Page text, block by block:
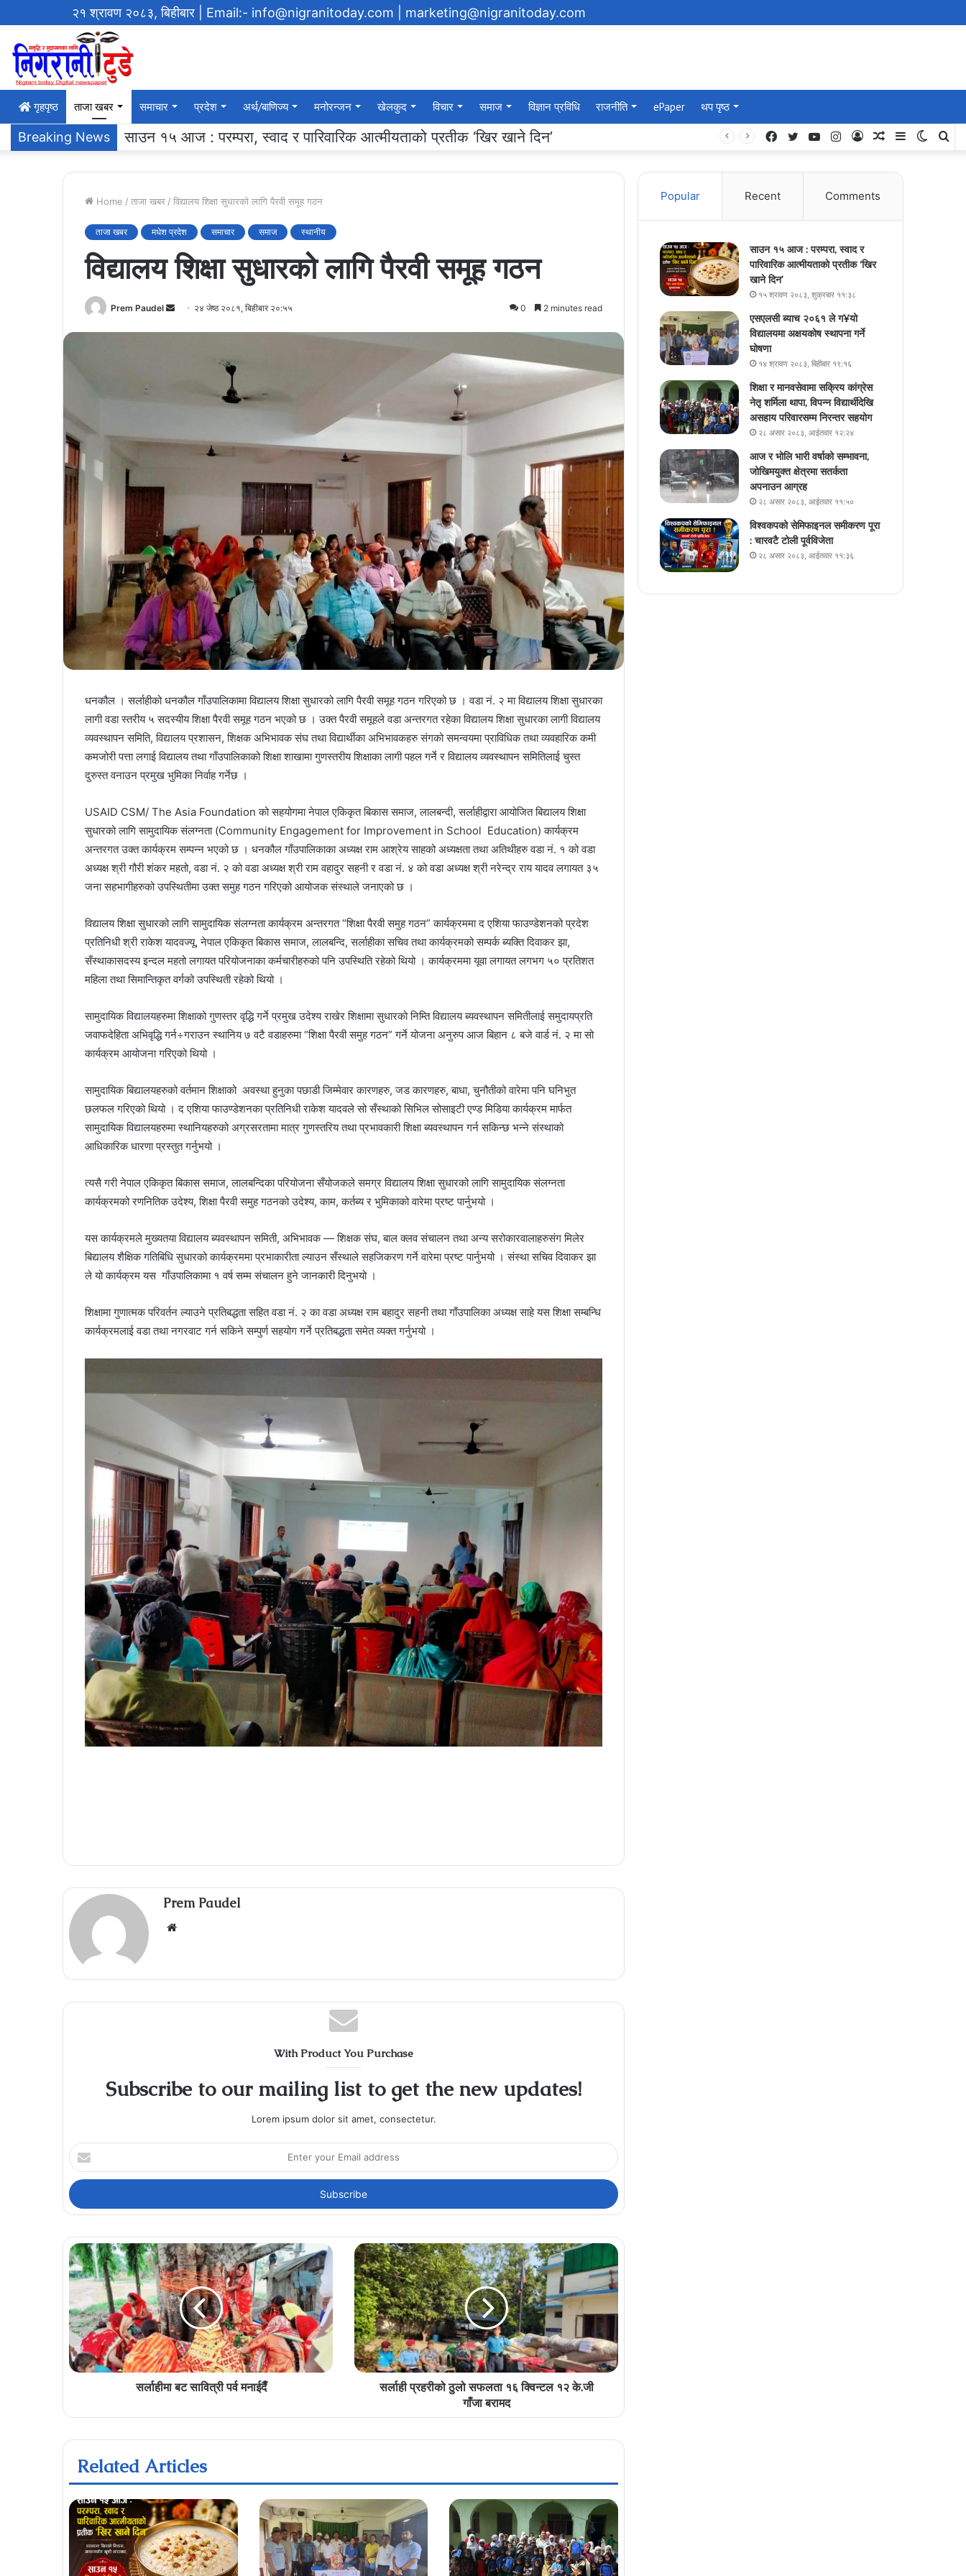
२१ श्रावण २०८३, बिहीबार | Email:- info@nigranitoday.com | marketing@nigranitoday.com
गृहपृष्‍ठ ताजा खबर समाचार प्रदेश अर्थ/बाणिज्य मनोरन्जन खेलकुद विचार समाज विज्ञान प्रविधि राजनीति ePaper थप पृष्ठ
Breaking News एसएलसी ब्याच २०६१ ले ग¥यो विद्यालयमा अक्षयकोष स्थापना गर्ने घोषणा
Switch
Sidebar
Random
Log
Instagram
YouTube
Twitter
Facebook
Home / ताजा खबर / विद्यालय शिक्षा सुधारको लागि पैरवी समूह गठन
ताजा खबर मधेश प्रदेश समाचार समाज स्थानीय
विद्यालय शिक्षा सुधारको लागि पैरवी समूह गठन
Prem Paudel
Send २४ जेष्ठ २०८१, बिहीबार २०:५५ 0 2 minutes read
धनकौल । सर्लाहीको धनकौल गाँउपालिकामा विद्यालय शिक्षा सुधारको लागि पैरवी समूह गठन गरिएको छ । वडा नं. २ मा विद्यालय शिक्षा सुधारका
लागी वडा स्तरीय ५ सदस्यीय शिक्षा पैरवी समूह गठन भएको छ । उक्त पैरवी समूहले वडा अन्तरगत रहेका विद्यालय शिक्षा सुधारका लागी विद्यालय
व्यवस्थापन समिति, विद्यालय प्रशासन, शिक्षक अभिभावक संघ तथा विद्यार्थीका अभिभावकहरु संगको समन्वयमा प्राविधिक तथा व्यवहारिक कमी
कमजोरी पत्ता लगाई विद्यालय तथा गाँउपालिकाको शिक्षा शाखामा गुणस्तरीय शिक्षाका लागी पहल गर्ने र विद्यालय व्यवस्थापन समितिलाई चुस्त
दुरुस्त वनाउन प्रमुख भुमिका निर्वाह गर्नेछ ।
USAID CSM/ The Asia Foundation को सहयोगमा नेपाल एकिकृत बिकास समाज, लालबन्दी, सर्लाहीद्वारा आयोजित बिद्यालय शिक्षा
सुधारको लागि सामुदायिक संलग्नता (Community Engagement for Improvement in School Education) कार्यक्रम
अन्तरगत उक्त कार्यक्रम सम्पन्न भएको छ । धनकौल गाँउपालिकाका अध्यक्ष राम आश्रेय साहको अध्यक्षता तथा अतिथीहरु वडा नं. १ को वडा
अध्यक्ष श्री गौरी शंकर महतो, वडा नं. २ को वडा अध्यक्ष श्री राम वहादुर सहनी र वडा नं. ४ को वडा अध्यक्ष श्री नरेन्द्र राय यादव लगायत ३५
जना सहभागीहरुको उपस्थितीमा उक्त समुह गठन गरिएको आयोजक संस्थाले जनाएको छ ।
विद्यालय शिक्षा सुधारको लागि सामुदायिक संलग्नता कार्यक्रम अन्तरगत “शिक्षा पैरवी समुह गठन” कार्यक्रममा द एशिया फाउण्डेशनको प्रदेश
प्रतिनिधी श्री राकेश यादवज्यू, नेपाल एकिकृत बिकास समाज, लालबन्दि, सर्लाहीका सचिव तथा कार्यक्रमको सम्पर्क ब्यक्ति दिवाकर झा,
सँस्थाकासदस्य इन्दल महतो लगायत परियोजनाका कर्मचारीहरुको पनि उपस्थिति रहेको थियो । कार्यक्रममा यूवा लगायत लगभग ५० प्रतिशत
महिला तथा सिमान्तिकृत वर्गको उपस्थिती रहेको थियो ।
सामुदायिक विद्यालयहरुमा शिक्षाको गुणस्तर वृद्धि गर्ने प्रमुख उदेश्य राखेर शिक्षामा सुधारको निम्ति विद्यालय ब्यवस्थापन समितीलाई समुदायप्रति
जवाफदेहिता अभिवृद्धि गर्न÷गराउन स्थानिय ७ वटै वडाहरुमा “शिक्षा पैरवी समुह गठन” गर्ने योजना अनुरुप आज बिहान ८ बजे वार्ड नं. २ मा सो
कार्यक्रम आयोजना गरिएको थियो ।
सामुदायिक बिद्यालयहरुको वर्तमान शिक्षाको अवस्था हुनुका पछाडी जिम्मेवार कारणहरु, जड कारणहरु, बाधा, चुनौतीको वारेमा पनि घनिभुत
छलफल गरिएको थियो । द एशिया फाउण्डेशनका प्रतिनिधी राकेश यादवले सो सँस्थाको सिभिल सोसाइटी एण्ड मिडिया कार्यक्रम मार्फत
सामुदायिक विद्यालयहरुमा स्थानियहरुको अग्रसरतामा मात्र गुणस्तरिय तथा प्रभावकारी शिक्षा ब्यवस्थापन गर्न सकिन्छ भन्ने संस्थाको
आधिकारिक धारणा प्रस्तुत गर्नुभयो ।
त्यसै गरी नेपाल एकिकृत बिकास समाज, लालबन्दिका परियोजना सँयोजकले समग्र विद्यालय शिक्षा सुधारको लागि सामुदायिक संलग्नता
कार्यक्रमको रणनितिक उदेश्य, शिक्षा पैरवी समुह गठनको उदेश्य, काम, कर्तब्य र भुमिकाको वारेमा प्रष्ट पार्नुभयो ।
यस कार्यक्रमले मुख्यतया विद्यालय ब्यवस्थापन समिती, अभिभावक — शिक्षक संघ, बाल क्लव संचालन तथा अन्य सरोकारवालाहरुसंग मिलेर
बिद्यालय शैक्षिक गतिबिधि सुधारको कार्यक्रममा प्रभाकारीता ल्याउन सँस्थाले सहजिकरण गर्ने वारेमा प्रष्ट पार्नुभयो । संस्था सचिव दिवाकर झा
ले यो कार्यक्रम यस गाँउपालिकामा १ वर्ष सम्म संचालन हुने जानकारी दिनुभयो ।
शिक्षामा गुणात्मक परिवर्तन ल्याउने प्रतिबद्धता सहित वडा नं. २ का वडा अध्यक्ष राम बहादुर सहनी तथा गाँउपालिका अध्यक्ष साहे यस शिक्षा सम्बन्धि
कार्यक्रमलाई वडा तथा नगरवाट गर्न सकिने सम्पुर्ण सहयोग गर्ने प्रतिबद्धता समेत व्यक्त गर्नुभयो ।
Prem Paudel
Website
With Product You Purchase
Subscribe to our mailing list to get the new updates!
Lorem ipsum dolor sit amet, consectetur.
Enter
your
Email
address
सर्लाहीमा बट सावित्री पर्व मनाईदैँ
सर्लाही प्रहरीको ठुलो सफलता १६ क्विन्टल १२ के.जी
गाँजा बरामद
Related Articles
Popular Recent Comments
साउन १५ आज : परम्परा, स्वाद र
पारिवारिक आत्मीयताको प्रतीक ‘खिर
खाने दिन’
१५ श्रावण २०८३, शुक्रबार ११:३८
एसएलसी ब्याच २०६१ ले ग¥यो
विद्यालयमा अक्षयकोष स्थापना गर्ने
घोषणा
१४ श्रावण २०८३, बिहीबार १९:१६
शिक्षा र मानवसेवामा सक्रिय कांग्रेस
नेतृ शर्मिला थापा, विपन्न विद्यार्थीदेखि
असहाय परिवारसम्म निरन्तर सहयोग
२८ असार २०८३, आईतवार १२:२४
आज र भोलि भारी वर्षाको सम्भावना,
जोखिमयुक्त क्षेत्रमा सतर्कता
अपनाउन आग्रह
२८ असार २०८३, आईतवार ११:५०
विश्वकपको सेमिफाइनल समीकरण पूरा
: चारवटै टोली पूर्वविजेता
२८ असार २०८३, आईतवार ११:३६